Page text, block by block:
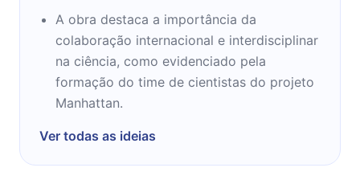
A obra destaca a importância da
colaboração internacional e interdisciplinar
na ciência, como evidenciado pela
formação do time de cientistas do projeto
Manhattan.
Ver todas as ideias